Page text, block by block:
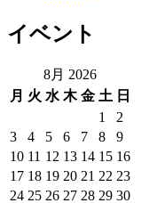
イベント
8月 2026
月 火 水 木 金 土 日
1
2
3
4 5 6 7 8
9
10 11 12 13 14 15 16
17 18 19 20 21 22 23
24 25 26 27 28 29 30